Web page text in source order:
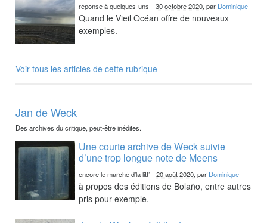
réponse à quelques-uns -30 octobre 2020, par Dominique
Quand le Vieil Océan offre de nouveaux
exemples.
Voir tous les articles de cette rubrique
Jan de Weck
Des archives du critique, peut-être inédites.
Une courte archive de Weck suivie
d’une trop longue note de Meens
encore le marché d’la litt’ -20 août 2020, par Dominique
à propos des éditions de Bolaño, entre autres
pris pour exemple.